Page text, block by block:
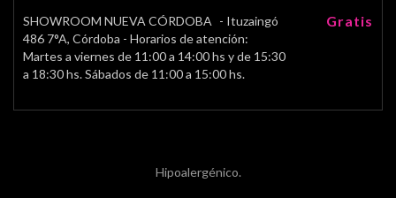
SHOWROOM NUEVA CÓRDOBA - Ituzaingó
486 7°A, Córdoba - Horarios de atención:
Martes a viernes de 11:00 a 14:00 hs y de 15:30
a 18:30 hs. Sábados de 11:00 a 15:00 hs.
Gratis
Hipoalergénico.